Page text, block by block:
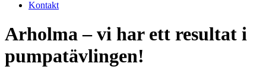
Kontakt
Arholma – vi har ett resultat i
pumpatävlingen!